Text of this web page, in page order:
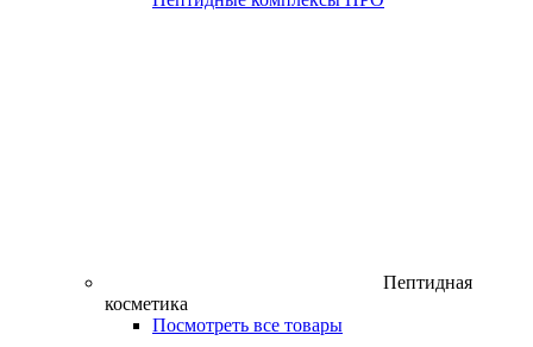
Пептидная
косметика
Посмотреть все товары